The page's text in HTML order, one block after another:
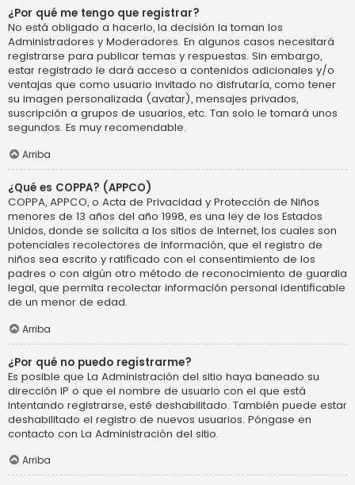
¿Por qué me tengo que registrar?
No está obligado a hacerlo, la decisión la toman los
Administradores y Moderadores. En algunos casos necesitará
registrarse para publicar temas y respuestas. Sin embargo,
estar registrado le dará acceso a contenidos adicionales y/o
ventajas que como usuario invitado no disfrutaría, como tener
su imagen personalizada (avatar), mensajes privados,
suscripción a grupos de usuarios, etc. Tan solo le tomará unos
segundos. Es muy recomendable.
Arriba
¿Qué es COPPA? (APPCO)
COPPA, APPCO, o Acta de Privacidad y Protección de Niños
menores de 13 años del año 1998, es una ley de los Estados
Unidos, donde se solicita a los sitios de Internet, los cuales son
potenciales recolectores de información, que el registro de
niños sea escrito y ratificado con el consentimiento de los
padres o con algún otro método de reconocimiento de guardia
legal, que permita recolectar información personal identificable
de un menor de edad.
Arriba
¿Por qué no puedo registrarme?
Es posible que La Administración del sitio haya baneado su
dirección IP o que el nombre de usuario con el que está
intentando registrarse, esté deshabilitado. También puede estar
deshabilitado el registro de nuevos usuarios. Póngase en
contacto con La Administración del sitio.
Arriba